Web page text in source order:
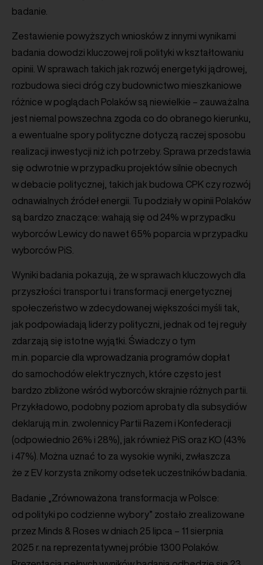
badanie.
Zestawienie powyższych wniosków z innymi wynikami
badania dowodzi kluczowej roli polityki w kształtowaniu
opinii. W sprawach takich jak rozwój energetyki jądrowej,
rozbudowa sieci dróg czy budownictwo mieszkaniowe
różnice w poglądach Polaków są niewielkie – zauważalna
jest niemal powszechna zgoda co do obranego kierunku,
a ewentualne spory polityczne dotyczą raczej sposobu
realizacji inwestycji niż ich potrzeby. Sprawa przedstawia
się odwrotnie w przypadku projektów silnie obecnych
w debacie politycznej, takich jak budowa CPK czy rozwój
odnawialnych źródeł energii. Tu podziały w opinii Polaków
są bardzo znaczące: wahają się od 24% w przypadku
wyborców Lewicy do nawet 65% poparcia w przypadku
wyborców PiS.
Wyniki badania pokazują, że w sprawach kluczowych dla
przyszłości transportu i transformacji energetycznej
społeczeństwo w zdecydowanej większości myśli tak,
jak podpowiadają liderzy polityczni, jednak od tej reguły
zdarzają się istotne wyjątki. Świadczy o tym
m.in. poparcie dla wprowadzania programów dopłat
do samochodów elektrycznych, które często jest
bardzo zbliżone wśród wyborców skrajnie różnych partii.
Przykładowo, podobny poziom aprobaty dla subsydiów
deklarują m.in. zwolennicy Partii Razem i Konfederacji
(odpowiednio 26% i 28%), jak również PiS oraz KO (43%
i 47%). Można uznać to za wysokie wyniki, zwłaszcza
że z EV korzysta znikomy odsetek uczestników badania.
Badanie „Zrównoważona transformacja w Polsce:
od polityki po codzienne wybory” zostało zrealizowane
przez Minds & Roses w dniach 25 lipca – 11 sierpnia
2025 r. na reprezentatywnej próbie 1300 Polaków.